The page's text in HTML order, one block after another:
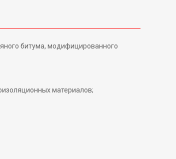
битума, модифицированного
материалов;